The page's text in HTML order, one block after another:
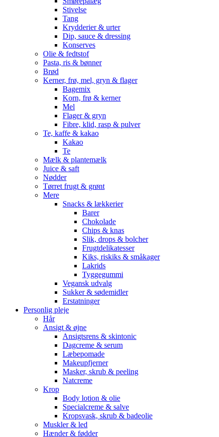
Stivelse
Tang
Krydderier & urter
Dip, sauce & dressing
Konserves
Olie & fedtstof
Pasta, ris & bønner
Brød
Kerner, frø, mel, gryn & flager
Bagemix
Korn, frø & kerner
Mel
Flager & gryn
Fibre, klid, rasp & pulver
Te, kaffe & kakao
Kakao
Te
Mælk & plantemælk
Juice & saft
Nødder
Tørret frugt & grønt
Mere
Snacks & lækkerier
Barer
Chokolade
Chips & knas
Slik, drops & bolcher
Frugtdelikatesser
Kiks, riskiks & småkager
Lakrids
Tyggegummi
Vegansk udvalg
Sukker & sødemidler
Erstatninger
Personlig pleje
Hår
Ansigt & øjne
Ansigtsrens & skintonic
Dagcreme & serum
Læbepomade
Makeupfjerner
Masker, skrub & peeling
Natcreme
Krop
Body lotion & olie
Specialcreme & salve
Kropsvask, skrub & badeolie
Muskler & led
Hænder & fødder